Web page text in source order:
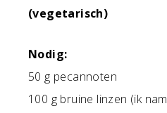
(vegetarisch)
Nodig:
50 g pecannoten
100 g bruine linzen (ik nam